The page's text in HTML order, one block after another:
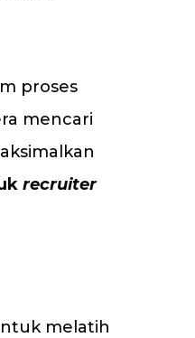
proses
mencari
recruiter
melatih